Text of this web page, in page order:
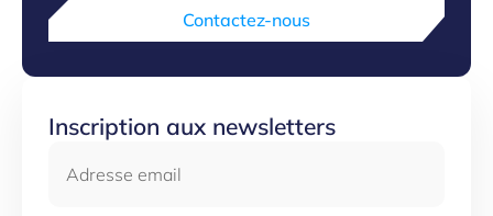
Contactez-nous
Inscription aux newsletters